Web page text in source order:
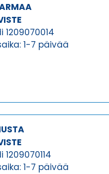
1209070014
1-7 päivää
1-7 päivää